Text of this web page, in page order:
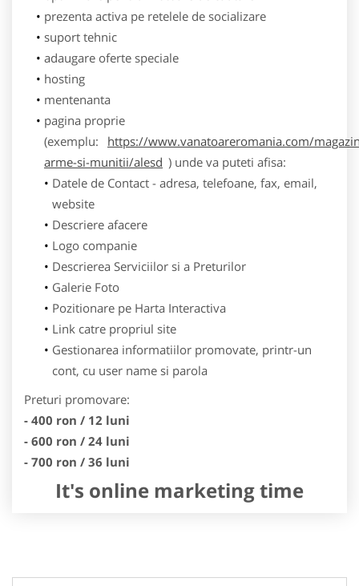
prezenta activa pe retelele de socializare
suport tehnic
adaugare oferte speciale
hosting
mentenanta
pagina proprie
(exemplu:
https://www.vanatoareromania.com/
arme-si-munitii/alesd ) unde va puteti afisa:
Datele de Contact - adresa, telefoane, fax, email,
website
Descriere afacere
Logo companie
Descrierea Serviciilor si a Preturilor
Galerie Foto
Pozitionare pe Harta Interactiva
Link catre propriul site
Gestionarea informatiilor promovate, printr-un
cont, cu user name si parola
Preturi promovare:
- 400 ron / 12 luni
- 600 ron / 24 luni
- 700 ron / 36 luni
It's online marketing time